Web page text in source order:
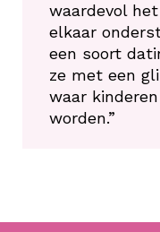
waardevol
elkaar
een soort
ze met een
waar
worden.”